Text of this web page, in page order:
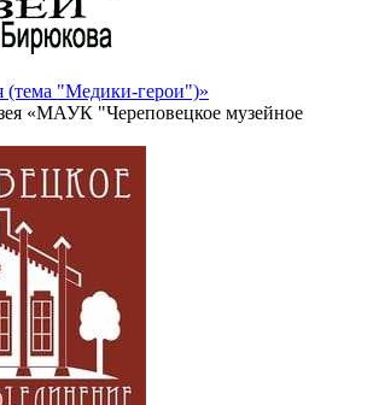
(тема "Медики-герои")»
«МАУК "Череповецкое музейное